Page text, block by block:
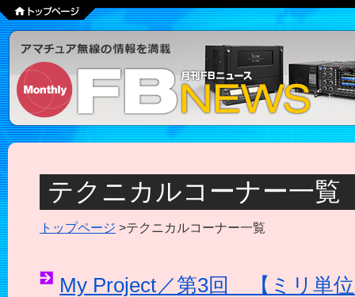
テクニカルコーナー一覧
トップページ >テクニカルコーナー一覧
My Project／第3回 【ミリ単